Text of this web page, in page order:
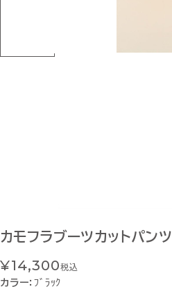
カモフラブーツカットパンツ
¥14,300税込
カラー：ﾌﾞﾗｯｸ